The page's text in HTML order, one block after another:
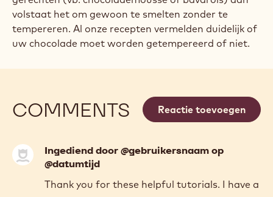
kan worden verwerkt.
Welke Callebaut chocolade moet worden
getempereerd?
Elke soort of elk type chocolade moet worden
omhullen. Kortom: als chocolade een mooie
satijnglans en een harde beet moet hebben, dan
gerechten (vb. chocolademousse of bavarois) dan
volstaat het om gewoon te smelten zonder te
tempereren. Al onze recepten vermelden duidelijk of